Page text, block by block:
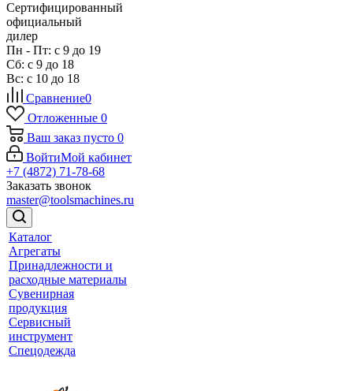
Сертифицированный
официальный
дилер
Пн - Пт: с 9 до 19
Сб: с 9 до 18
Вс: с 10 до 18
Сравнение0
Отложенные 0
Ваш заказ пусто 0
ВойтиМой кабинет
+7 (4872) 71-78-68
Заказать звонок
master@toolsmachines.ru
Каталог
Агрегаты
Принадлежности и
расходные материалы
Сувенирная
продукция
Сервисный
инструмент
Спецодежда